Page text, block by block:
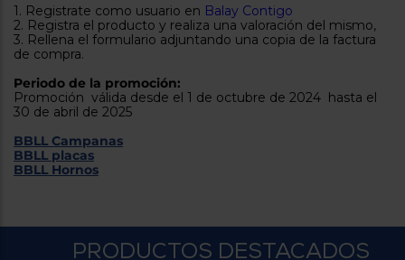
horasy/o
los más
cercanos
con
nuestros
propios
Te
mostramos
tu tienda
en
combustible
ycuidamos
1. Registrate como usuario en Balay Contigo
2. Registra el producto y realiza una valoración del mismo,
3. Rellena el formulario adjuntando una copia de la factura
de compra.
Periodo de la promoción:
Promoción válida desde el 1 de octubre de 2024 hasta el
30 de abril de 2025
BBLL Campanas
BBLL placas
BBLL Hornos
PRODUCTOS DESTACADOS